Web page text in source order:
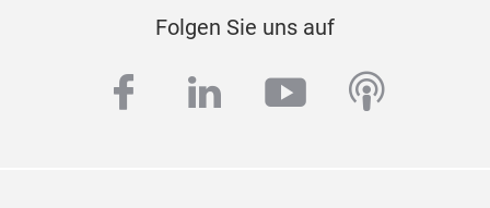
Folgen Sie uns auf
facebook
linkedinyoutube